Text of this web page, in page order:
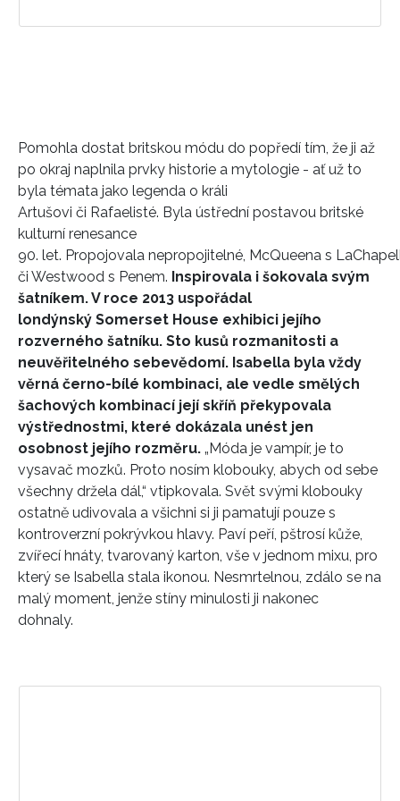
Pomohla dostat britskou módu do popředí tím, že ji až
po okraj naplnila prvky historie a mytologie - ať už to
byla témata jako legenda o králi
Artušovi či Rafaelisté. Byla ústřední postavou britské
kulturní renesance
90. let. Propojovala nepropojitelné, McQueena s
či Westwood s Penem. Inspirovala i šokovala svým
šatníkem. V roce 2013 uspořádal
londýnský Somerset House exhibici jejího
rozverného šatníku. Sto kusů rozmanitosti a
neuvěřitelného sebevědomí. Isabella byla vždy
věrná černo-bílé kombinaci, ale vedle smělých
šachových kombinací její skříň překypovala
výstřednostmi, které dokázala unést jen
osobnost jejího rozměru. „Móda je vampír, je to
vysavač mozků. Proto nosím klobouky, abych od sebe
všechny držela dál,“ vtipkovala. Svět svými klobouky
ostatně udivovala a všichni si ji pamatují pouze s
kontroverzní pokrývkou hlavy. Paví peří, pštrosí kůže,
zvířecí hnáty, tvarovaný karton, vše v jednom mixu, pro
který se Isabella stala ikonou. Nesmrtelnou, zdálo se na
malý moment, jenže stíny minulosti ji nakonec
dohnaly.